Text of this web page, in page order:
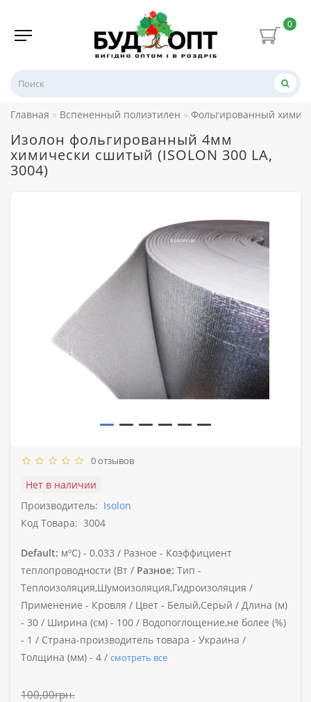
0
Главная Вспененный полиэтилен Фольгированный
Изолон фольгированный 4мм
химически сшитый (ISOLON 300 LA,
3004)
0 отзывов
Нет в наличии
Производитель: Isolon
Код Товара: 3004
Default: мºС) - 0.033 / Разное - Коэффициент
теплопроводности (Вт / Разное: Тип -
Теплоизоляция,Шумоизоляция,Гидроизоляция /
Применение - Кровля / Цвет - Белый,Серый / Длина (м)
- 30 / Ширина (см) - 100 / Водопоглощение,не более (%)
- 1 / Страна-производитель товара - Украина /
Толщина (мм) - 4 / смотреть все
100,00грн.